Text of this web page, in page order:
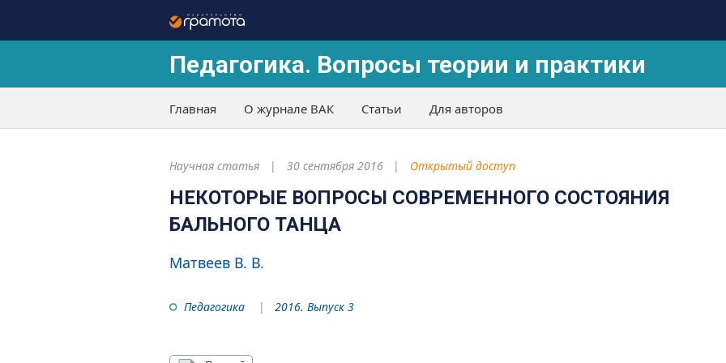
Педагогика. Вопросы теории и практики
Главная О журнале ВАК Статьи Для авторов
Научная статья 30 сентября 2016 Открытый доступ
НЕКОТОРЫЕ ВОПРОСЫ СОВРЕМЕННОГО СОСТОЯНИЯ
БАЛЬНОГО ТАНЦА
Матвеев В. В.
Педагогика 2016. Выпуск 3